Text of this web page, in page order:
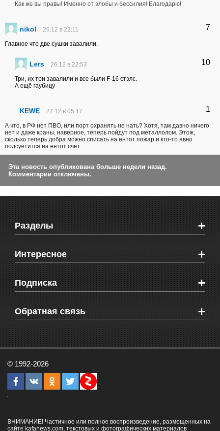
Как же вы правы! Именно от злобы и бессилия! Благодарю!
nikol 26.12 в 22:11 7
Главное что две сушки завалили.
Lers 26.12 в 22:53 10
Три, их три завалили и все были F-16 стэлс.
А ещё гаубицу
KEWE 27.12 в 05:17 1
А что, в РФ нет ПВО, или порт охранять не нать? Хотя, там давно ничего
нет и даже краны, наверное, теперь пойдут под металлолом. Этож,
сколько теперь добра можно списать на ентот пожар и кто-то явно
подсуетится на ентот счет.
Эта новость опубликована больше недели назад.
Комментарии отключены.
Разделы +
Новости Феодосии
Новости Крыма
Мировые новости
Объявления
Здоровье
СМС мнения читателей
Интересное +
Видео о Феодосии
Веб-камеры Феодосии
Блоги феодосийцев
Школы Феодосии
Подписка +
Печатная версия газеты "Кафа"
RSS
Обратная связь +
Рекламодателям
Контактная информация
© 1992-2026
ВНИМАНИЕ! Частичное или полное воспроизведение, размещенных на
сайте kafanews.com, текстовых и фотографических материалов